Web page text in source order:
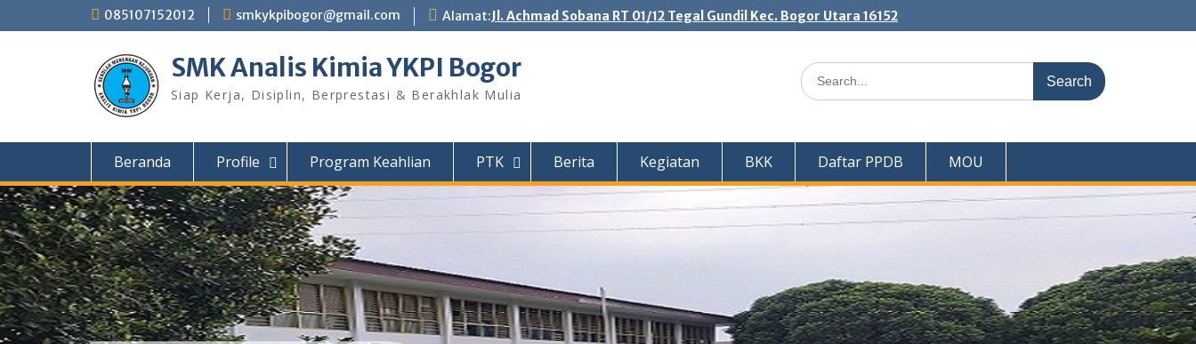
to
085107152012 smkykpibogor@gmail.com Alamat:Jl. Achmad Sobana RT 01/12 Tegal Gundil Kec. Bogor Utara 16152
SMK Analis Kimia YKPI Bogor
Siap Kerja, Disiplin, Berprestasi & Berakhlak Mulia
Search
for:
Beranda Profile Program Keahlian PTK Berita Kegiatan BKK Daftar PPDB MOU